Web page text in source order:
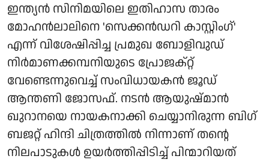
ഇന്ത്യൻ സിനിമയിലെ ഇതിഹാസ താരം
മോഹൻലാലിനെ 'സെക്കൻഡറി കാസ്റ്റിംഗ്'
എന്ന് വിശേഷിപ്പിച്ച പ്രമുഖ ബോളിവുഡ്
നിർമാണക്കമ്പനിയുടെ പ്രോജക്റ്റ്
വേണ്ടെന്നുവെച്ച് സംവിധായകൻ ജൂഡ്
ആന്തണി ജോസഫ്. നടൻ ആയുഷ്മാൻ
ഖുറാനയെ നായകനാക്കി ചെയ്യാനിരുന്ന ബിഗ്
ബജറ്റ് ഹിന്ദി ചിത്രത്തിൽ നിന്നാണ് തന്റെ
നിലപാടുകൾ ഉയർത്തിപ്പിടിച്ച് പിന്മാറിയത്